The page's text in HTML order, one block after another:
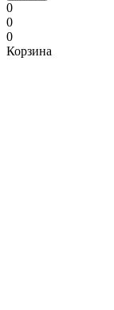
0
0
0
Корзина